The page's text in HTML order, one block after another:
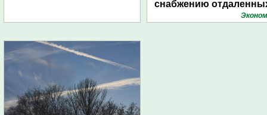
снабжению
поселений с помощью